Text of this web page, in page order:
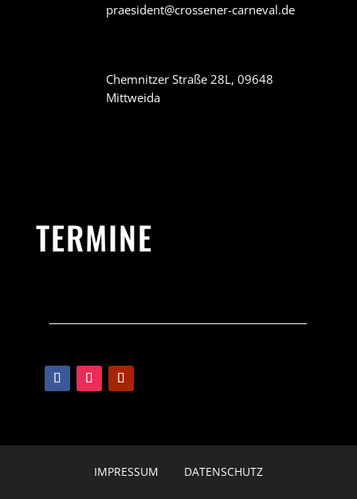
praesident@crossener-carneval.de
Chemnitzer Straße 28L, 09648
Mittweida
TERMINE
IMPRESSUM DATENSCHUTZ